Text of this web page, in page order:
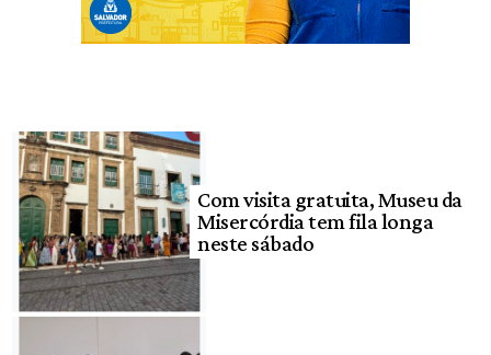
Com visita gratuita, Museu da
Misercórdia tem fila longa
neste sábado